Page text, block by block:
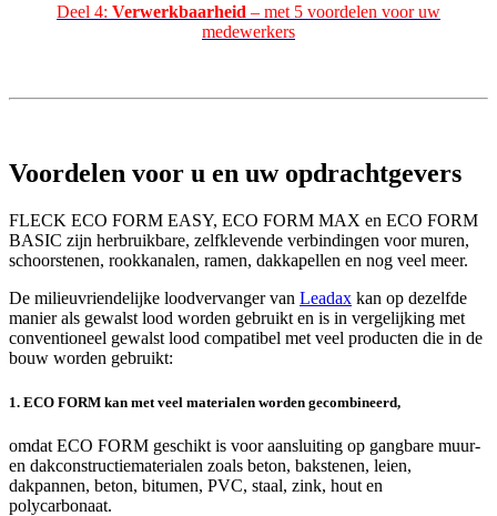
Deel 4: Verwerkbaarheid – met 5 voordelen voor uw
medewerkers
Voordelen voor u en uw opdrachtgevers
FLECK ECO FORM EASY, ECO FORM MAX en ECO FORM
BASIC zijn herbruikbare, zelfklevende verbindingen voor muren,
schoorstenen, rookkanalen, ramen, dakkapellen en nog veel meer.
De milieuvriendelijke loodvervanger van Leadax kan op dezelfde
manier als gewalst lood worden gebruikt en is in vergelijking met
conventioneel gewalst lood compatibel met veel producten die in de
bouw worden gebruikt:
1. ECO FORM kan met veel materialen worden gecombineerd,
omdat ECO FORM geschikt is voor aansluiting op gangbare muur-
en dakconstructiematerialen zoals beton, bakstenen, leien,
dakpannen, beton, bitumen, PVC, staal, zink, hout en
polycarbonaat.